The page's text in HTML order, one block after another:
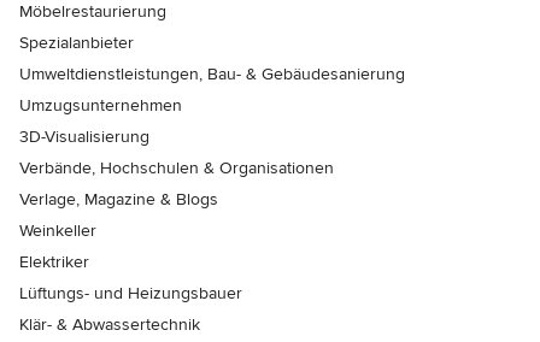
Möbelrestaurierung
Spezialanbieter
Umweltdienstleistungen, Bau- & Gebäudesanierung
Umzugsunternehmen
3D-Visualisierung
Verbände, Hochschulen & Organisationen
Verlage, Magazine & Blogs
Weinkeller
Elektriker
Lüftungs- und Heizungsbauer
Klär- & Abwassertechnik